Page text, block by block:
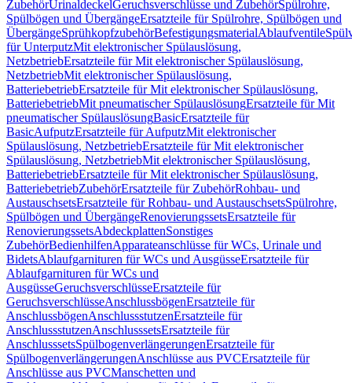
ZubehörUrinaldeckelGeruchsverschlüsse und ZubehörSpülrohre,
Spülbögen und ÜbergängeErsatzteile für Spülrohre, Spülbögen und
ÜbergängeSprühkopfzubehörBefestigungsmaterialAblaufventile
für UnterputzMit elektronischer Spülauslösung,
NetzbetriebErsatzteile für Mit elektronischer Spülauslösung,
NetzbetriebMit elektronischer Spülauslösung,
BatteriebetriebErsatzteile für Mit elektronischer Spülauslösung,
BatteriebetriebMit pneumatischer SpülauslösungErsatzteile für Mit
pneumatischer SpülauslösungBasicErsatzteile für
BasicAufputzErsatzteile für AufputzMit elektronischer
Spülauslösung, NetzbetriebErsatzteile für Mit elektronischer
Spülauslösung, NetzbetriebMit elektronischer Spülauslösung,
BatteriebetriebErsatzteile für Mit elektronischer Spülauslösung,
BatteriebetriebZubehörErsatzteile für ZubehörRohbau- und
AustauschsetsErsatzteile für Rohbau- und AustauschsetsSpülrohre,
Spülbögen und ÜbergängeRenovierungssetsErsatzteile für
RenovierungssetsAbdeckplattenSonstiges
ZubehörBedienhilfenApparateanschlüsse für WCs, Urinale und
BidetsAblaufgarnituren für WCs und AusgüsseErsatzteile für
Ablaufgarnituren für WCs und
AusgüsseGeruchsverschlüsseErsatzteile für
GeruchsverschlüsseAnschlussbögenErsatzteile für
AnschlussbögenAnschlussstutzenErsatzteile für
AnschlussstutzenAnschlusssetsErsatzteile für
AnschlusssetsSpülbogenverlängerungenErsatzteile für
SpülbogenverlängerungenAnschlüsse aus PVCErsatzteile für
Anschlüsse aus PVCManschetten und